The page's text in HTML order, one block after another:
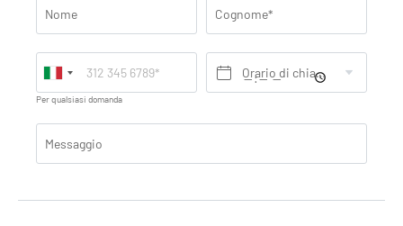
Nome Cognome*
Per qualsiasi domanda
Orario di chiamata desiderato*
Messaggio